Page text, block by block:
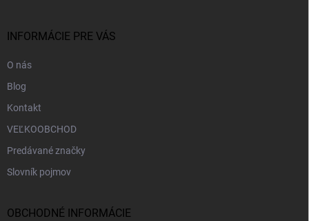
INFORMÁCIE PRE VÁS
O nás
Blog
Kontakt
VEĽKOOBCHOD
Predávané značky
Slovník pojmov
OBCHODNÉ INFORMÁCIE